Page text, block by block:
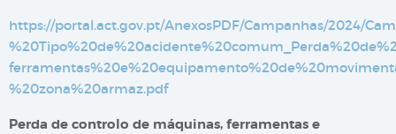
https://portal.act.gov.pt/AnexosPDF/Campanhas/2024/
%20zona%20armaz.pdf
Perda de controlo de máquinas, ferramentas e